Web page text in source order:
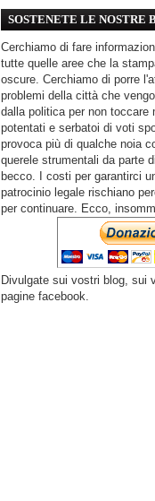
SOSTENETE LE NOSTRE
Cerchiamo di fare
tutte quelle aree che la
oscure. Cerchiamo di porre
problemi della città che
dalla politica per non toccare
potentati e serbatoi di voti
provoca più di qualche noia
querele strumentali da parte
becco. I costi per garantirci
patrocinio legale rischiano
per continuare. Ecco,
Divulgate sui vostri blog, sui
pagine facebook.